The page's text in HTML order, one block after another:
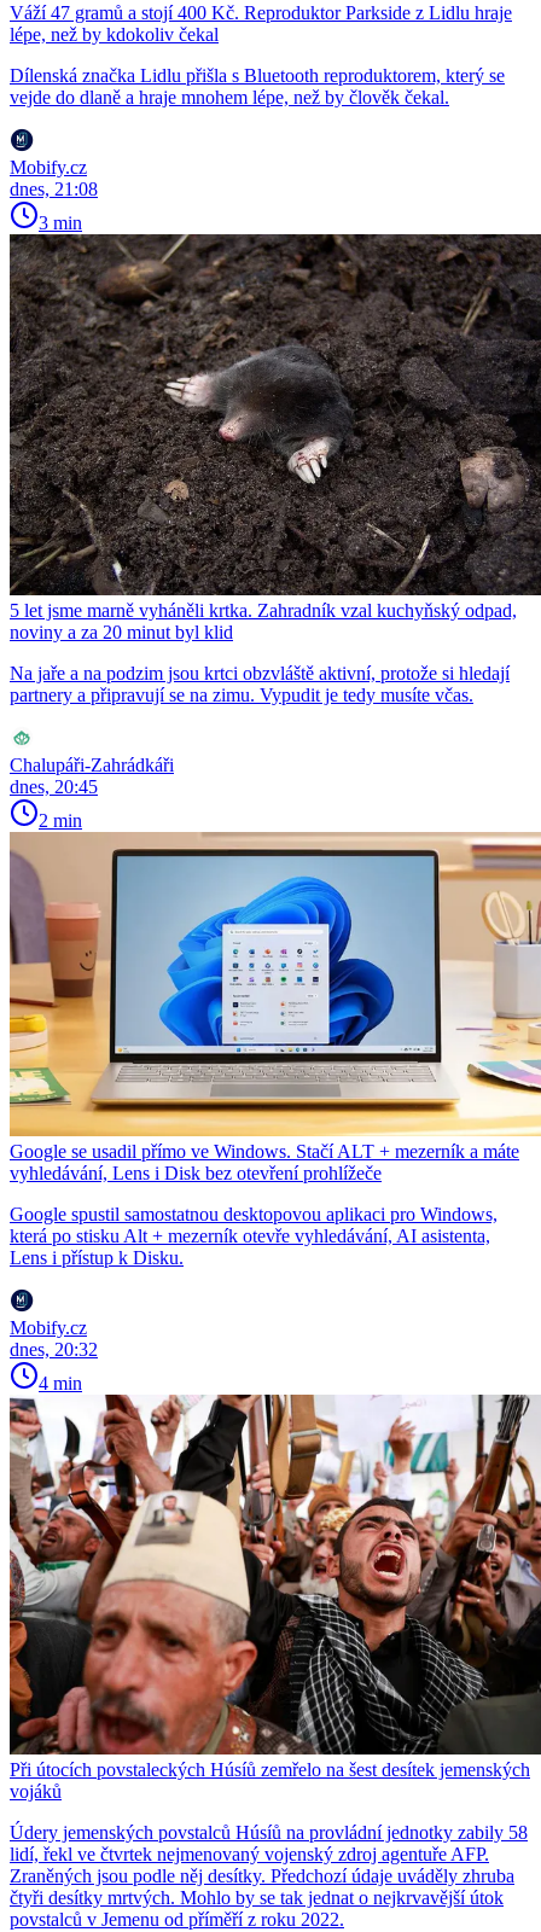
Váží 47 gramů a stojí 400 Kč. Reproduktor Parkside z Lidlu hraje
lépe, než by kdokoliv čekal
Dílenská značka Lidlu přišla s Bluetooth reproduktorem, který se
vejde do dlaně a hraje mnohem lépe, než by člověk čekal.
Mobify.cz
dnes, 21:08
3 min
5 let jsme marně vyháněli krtka. Zahradník vzal kuchyňský odpad,
noviny a za 20 minut byl klid
Na jaře a na podzim jsou krtci obzvláště aktivní, protože si hledají
partnery a připravují se na zimu. Vypudit je tedy musíte včas.
Chalupáři-Zahrádkáři
dnes, 20:45
2 min
Google se usadil přímo ve Windows. Stačí ALT + mezerník a máte
vyhledávání, Lens i Disk bez otevření prohlížeče
Google spustil samostatnou desktopovou aplikaci pro Windows,
která po stisku Alt + mezerník otevře vyhledávání, AI asistenta,
Lens i přístup k Disku.
Mobify.cz
dnes, 20:32
4 min
Při útocích povstaleckých Húsíů zemřelo na šest desítek jemenských
vojáků
Údery jemenských povstalců Húsíů na provládní jednotky zabily 58
lidí, řekl ve čtvrtek nejmenovaný vojenský zdroj agentuře AFP.
Zraněných jsou podle něj desítky. Předchozí údaje uváděly zhruba
čtyři desítky mrtvých. Mohlo by se tak jednat o nejkrvavější útok
povstalců v Jemenu od příměří z roku 2022.